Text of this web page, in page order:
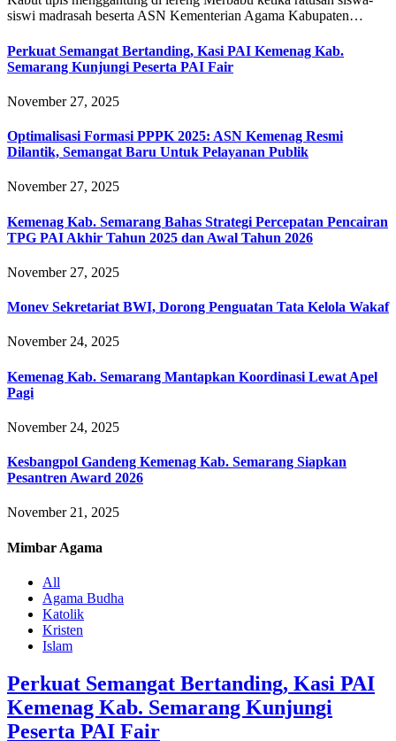
siswi madrasah beserta ASN Kementerian Agama Kabupaten…
Perkuat Semangat Bertanding, Kasi PAI Kemenag Kab.
Semarang Kunjungi Peserta PAI Fair
November 27, 2025
Optimalisasi Formasi PPPK 2025: ASN Kemenag Resmi
Dilantik, Semangat Baru Untuk Pelayanan Publik
November 27, 2025
Kemenag Kab. Semarang Bahas Strategi Percepatan Pencairan
TPG PAI Akhir Tahun 2025 dan Awal Tahun 2026
November 27, 2025
Monev Sekretariat BWI, Dorong Penguatan Tata Kelola Wakaf
November 24, 2025
Kemenag Kab. Semarang Mantapkan Koordinasi Lewat Apel
Pagi
November 24, 2025
Kesbangpol Gandeng Kemenag Kab. Semarang Siapkan
Pesantren Award 2026
November 21, 2025
Mimbar Agama
All
Agama Budha
Katolik
Kristen
Islam
Perkuat Semangat Bertanding, Kasi PAI
Kemenag Kab. Semarang Kunjungi
Peserta PAI Fair